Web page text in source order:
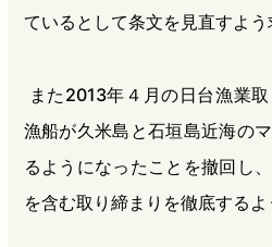
ているとして条文を見直すよう
また2013年４月の日台漁業
漁船が久米島と石垣島近海の
るようになったことを撤回し
を含む取り締まりを徹底するよ